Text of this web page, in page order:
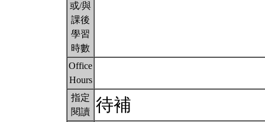
或/與
課後
學習
時數
Office
Hours
指定
閱讀 待補